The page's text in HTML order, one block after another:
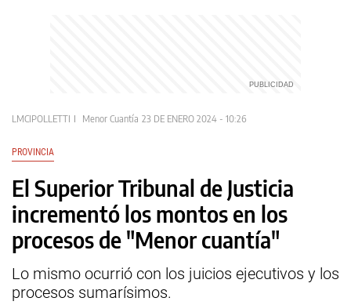
LMCIPOLLETTI Menor Cuantía 23 DE ENERO 2024 - 10:26
PROVINCIA
El Superior Tribunal de Justicia
incrementó los montos en los
procesos de "Menor cuantía"
Lo mismo ocurrió con los juicios ejecutivos y los
procesos sumarísimos.